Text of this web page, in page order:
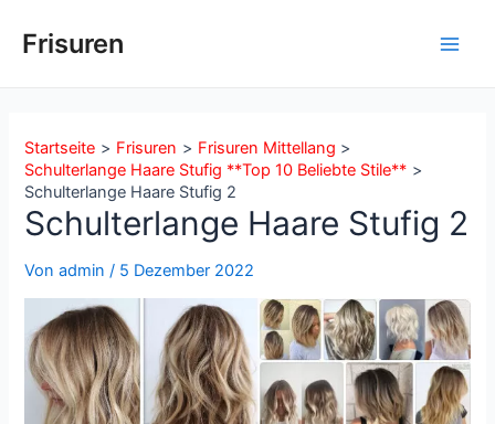
InhaltFrisuren
Startseite Frisuren
Frisuren Mittellang
Schulterlange Haare Stufig **Top 10 Beliebte Stile**
Schulterlange Haare Stufig 2
Schulterlange Haare Stufig 2
Vonadmin/ 5 Dezember 2022